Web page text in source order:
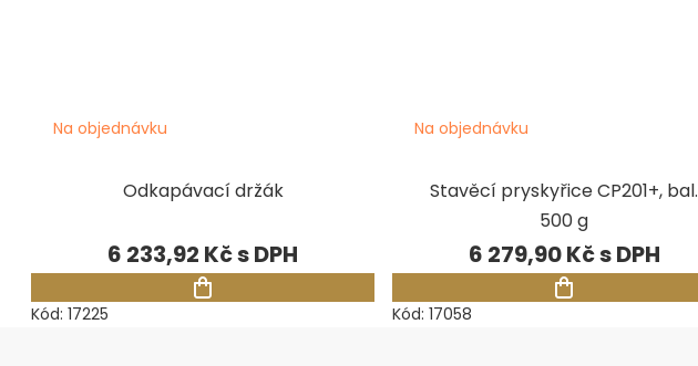
Odkapávací držák
Na objednávku
6 233,92 Kč
Kód: 17225
Stavěcí pryskyřice CP201+, bal.
500 g
Na objednávku
6 279,90 Kč
Kód: 17058